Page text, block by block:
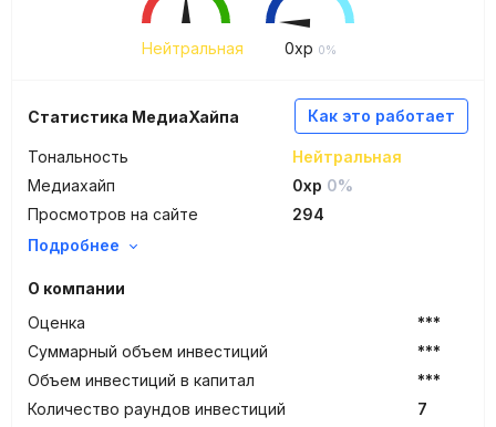
Нейтральная 0xp 0%
Как это работает
Статистика МедиаХайпа
Тональность
Нейтральная
Медиахайп
0xp 0%
Просмотров на сайте
294
Подробнее
О компании
Оценка
***
Суммарный объем инвестиций
***
Объем инвестиций в капитал
***
Количество раундов инвестиций
7